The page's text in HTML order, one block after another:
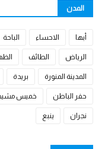
المدن
أبها الاحساء الباحة
الرياض الطائف
المدينة المنورة بريدة
حفر الباطن خميس
نجران ينبع